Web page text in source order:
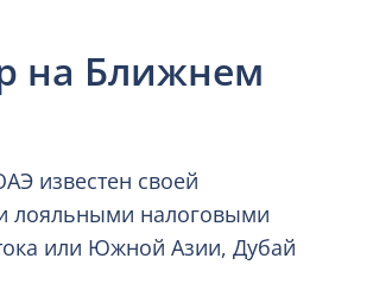
на Ближнем
известен своей
лояльными налоговыми
или Южной Азии, Дубай